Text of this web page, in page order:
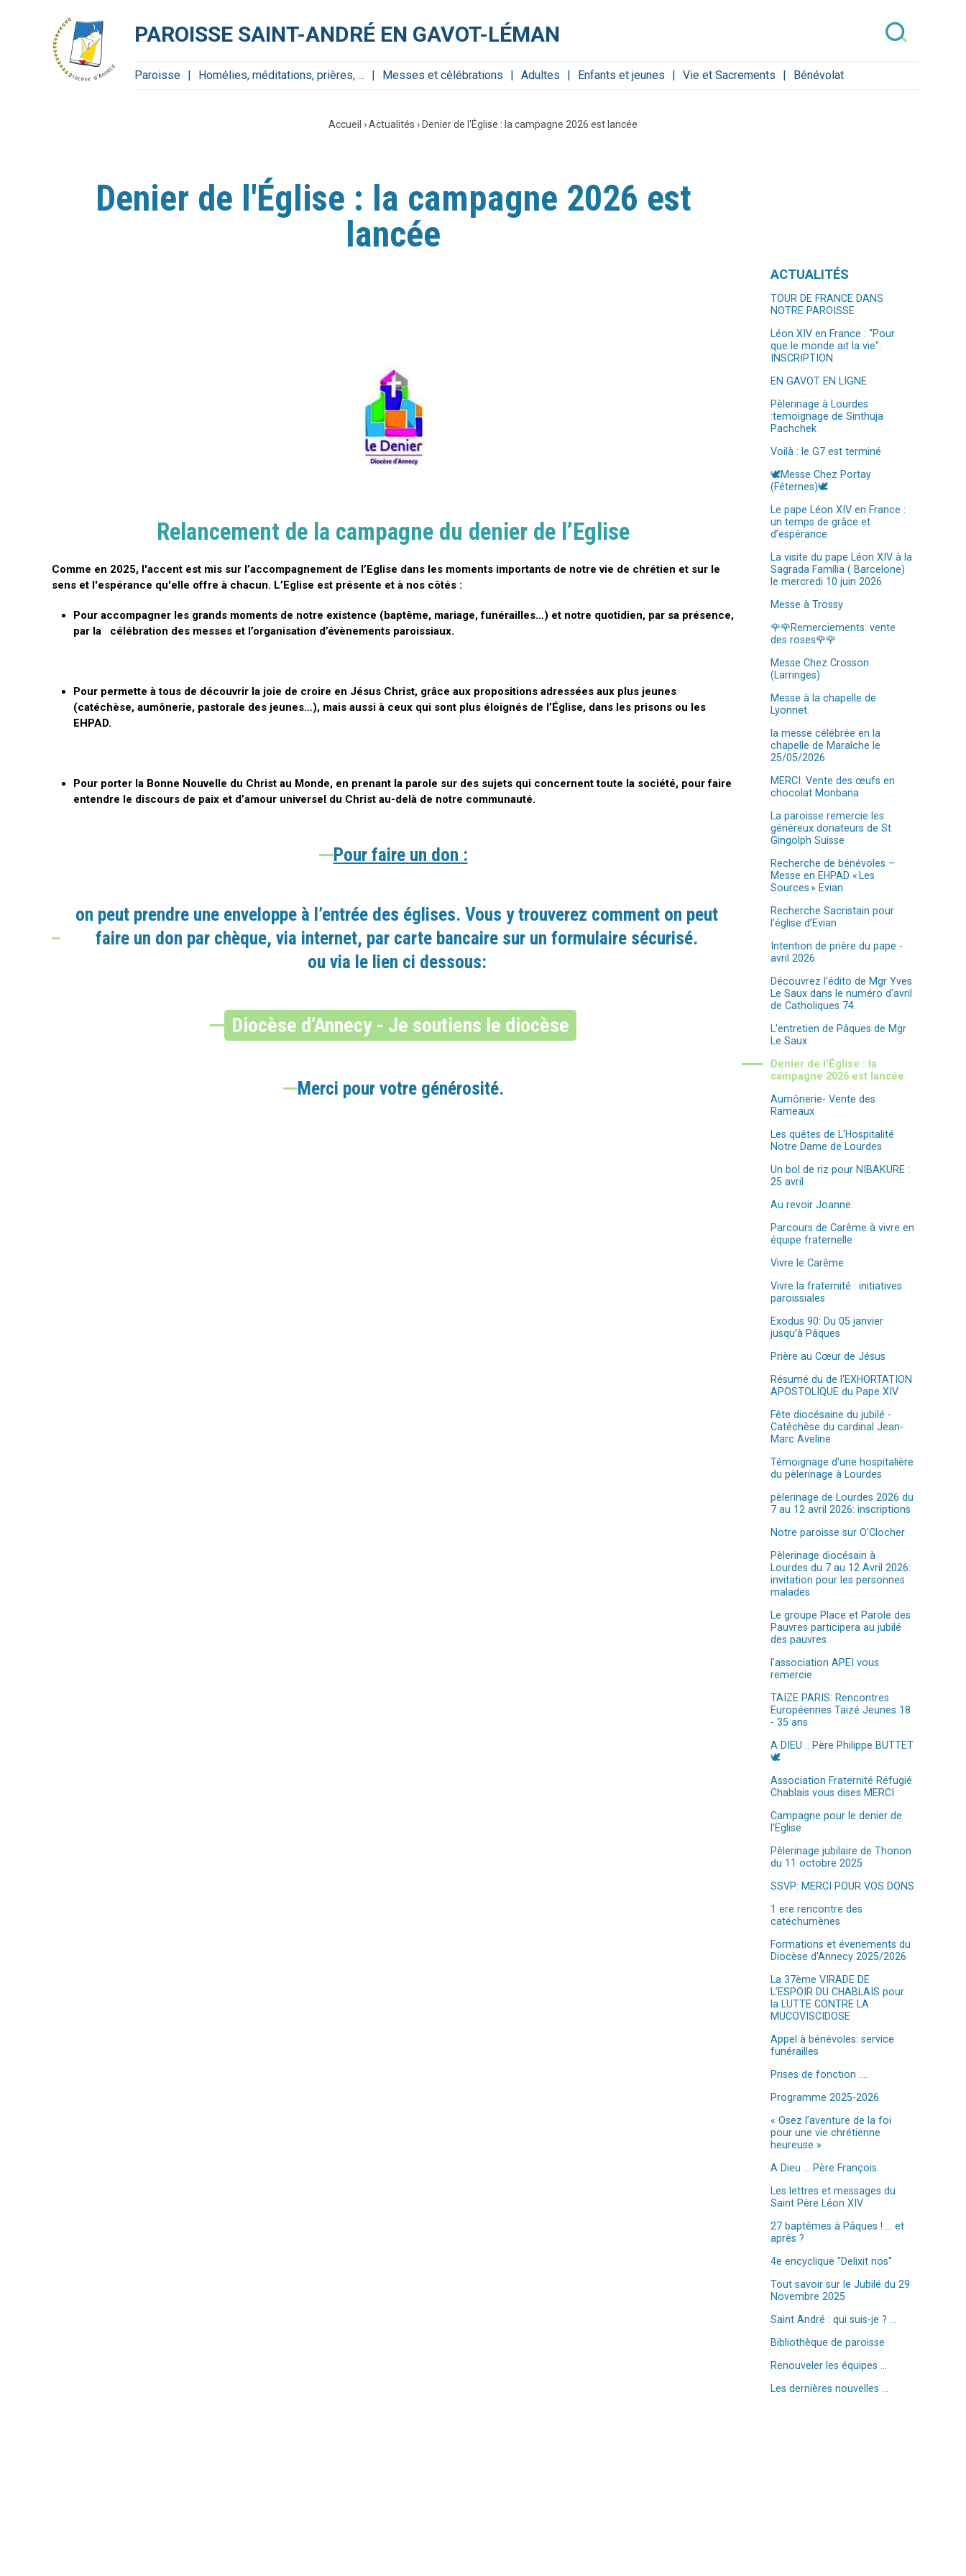
PAROISSE SAINT-ANDRÉ EN GAVOT-LÉMAN
Paroisse Homélies, méditations, prières, ... Messes et célébrations Adultes Enfants et jeunes Vie et Sacrements Bénévolat
Accueil ›Actualités › Denier de l'Église : la campagne 2026 est lancée
Navigation
ACTUALITÉS
TOUR DE FRANCE DANS
NOTRE PAROISSE
Léon XIV en France : "Pour
que le monde ait la vie":
INSCRIPTION
EN GAVOT EN LIGNE
Pèlerinage à Lourdes
:temoignage de Sinthuja
Pachchek
Voilà : le G7 est terminé
🕊️Messe Chez Portay
(Féternes)🕊️
Le pape Léon XIV en France :
un temps de grâce et
d’espérance
La visite du pape Léon XIV à la
Sagrada Família ( Barcelone)
le mercredi 10 juin 2026
Messe à Trossy
🌹🌹Remerciements: vente
des roses🌹🌹
Messe Chez Crosson
(Larringes)
Messe à la chapelle de
Lyonnet.
la messe célébrée en la
chapelle de Maraîche le
25/05/2026
MERCI: Vente des œufs en
chocolat Monbana
La paroisse remercie les
généreux donateurs de St
Gingolph Suisse
Recherche de bénévoles –
Messe en EHPAD « Les
Sources » Evian
Recherche Sacristain pour
l’église d’Evian
Intention de prière du pape -
avril 2026
Découvrez l'édito de Mgr Yves
Le Saux dans le numéro d'avril
de Catholiques 74.
L'entretien de Pâques de Mgr
Le Saux
Denier de l'Église : la
campagne 2026 est lancée
Aumônerie- Vente des
Rameaux
Les quêtes de L'Hospitalité
Notre Dame de Lourdes
Un bol de riz pour NIBAKURE :
25 avril
Au revoir Joanne.
Parcours de Carême à vivre en
équipe fraternelle
Vivre le Carême
Vivre la fraternité : initiatives
paroissiales
Exodus 90: Du 05 janvier
jusqu’à Pâques
Prière au Cœur de Jésus
Résumé du de l'EXHORTATION
APOSTOLIQUE du Pape XIV
Fête diocésaine du jubilé -
Catéchèse du cardinal Jean-
Marc Aveline
Témoignage d'une hospitalière
du pèlerinage à Lourdes
pèlerinage de Lourdes 2026 du
7 au 12 avril 2026: inscriptions
Notre paroisse sur O’Clocher
Pèlerinage diocésain à
Lourdes du 7 au 12 Avril 2026:
invitation pour les personnes
malades
Le groupe Place et Parole des
Pauvres participera au jubilé
des pauvres.
l'association APEI vous
remercie
TAIZE PARIS: Rencontres
Européennes Taizé Jeunes 18
- 35 ans
A DIEU .. Père Philippe BUTTET
🕊️
Association Fraternité Réfugié
Chablais vous dises MERCI
Campagne pour le denier de
l'Eglise
Pèlerinage jubilaire de Thonon
du 11 octobre 2025
SSVP: MERCI POUR VOS DONS
1 ere rencontre des
catéchumènes
Formations et évenements du
Diocèse d'Annecy 2025/2026
La 37ème VIRADE DE
L’ESPOIR DU CHABLAIS pour
la LUTTE CONTRE LA
MUCOVISCIDOSE
Appel à bénévoles: service
funérailles
Prises de fonction ....
Programme 2025-2026
« Osez l’aventure de la foi
pour une vie chrétienne
heureuse »
A Dieu ... Père François.
Les lettres et messages du
Saint Père Léon XIV
27 baptêmes à Pâques ! ... et
après ?
4e encyclique "Delixit nos"
Tout savoir sur le Jubilé du 29
Novembre 2025
Saint André : qui suis-je ? ...
Bibliothèque de paroisse
Renouveler les équipes ...
Les dernières nouvelles ...
Denier de l'Église : la campagne 2026 est
lancée
Relancement de la campagne du denier de l’Eglise
Comme en 2025, l'accent est mis sur l’accompagnement de l’Eglise dans les moments importants de notre vie de chrétien et sur le
sens et l'espérance qu'elle offre à chacun. L’Eglise est présente et à nos côtés :
Pour accompagner les grands moments de notre existence (baptême, mariage, funérailles…) et notre quotidien, par sa présence,
par la célébration des messes et l’organisation d’évènements paroissiaux.
Pour permette à tous de découvrir la joie de croire en Jésus Christ, grâce aux propositions adressées aux plus jeunes
(catéchèse, aumônerie, pastorale des jeunes…), mais aussi à ceux qui sont plus éloignés de l’Église, dans les prisons ou les
EHPAD.
Pour porter la Bonne Nouvelle du Christ au Monde, en prenant la parole sur des sujets qui concernent toute la société, pour faire
entendre le discours de paix et d’amour universel du Christ au-delà de notre communauté.
Pour faire un don :
on peut prendre une enveloppe à l’entrée des églises. Vous y trouverez comment on peut
faire un don par chèque, via internet, par carte bancaire sur un formulaire sécurisé.
ou via le lien ci dessous:
Diocèse d’Annecy - Je soutiens le diocèse
Merci pour votre générosité.